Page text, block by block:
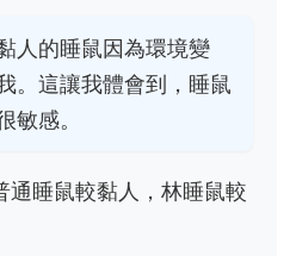
人的睡鼠因為環境變
。這讓我體會到，睡鼠
感。
通睡鼠較黏人，林睡鼠較